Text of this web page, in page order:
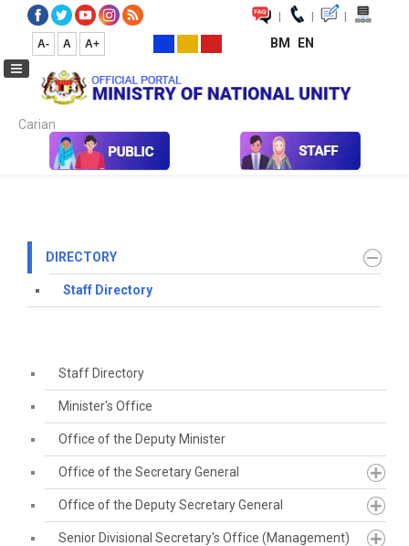
| | |
A- A A+ BM EN
Carian...
Home Contact Us Directory Staff Directory
DIRECTORY
Staff Directory
Staff Directory
Minister's Office
Office of the Deputy Minister
Office of the Secretary General
Office of the Deputy Secretary General
Senior Divisional Secretary's Office (Management)